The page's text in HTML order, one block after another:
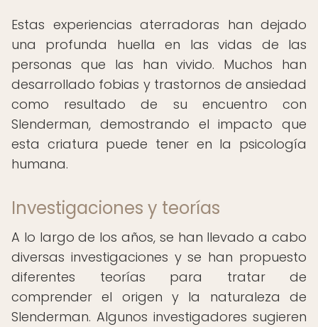
Estas experiencias aterradoras han dejado
una profunda huella en las vidas de las
personas que las han vivido. Muchos han
desarrollado fobias y trastornos de ansiedad
como resultado de su encuentro con
Slenderman, demostrando el impacto que
esta criatura puede tener en la psicología
humana.
Investigaciones y teorías
A lo largo de los años, se han llevado a cabo
diversas investigaciones y se han propuesto
diferentes teorías para tratar de
comprender el origen y la naturaleza de
Slenderman. Algunos investigadores sugieren